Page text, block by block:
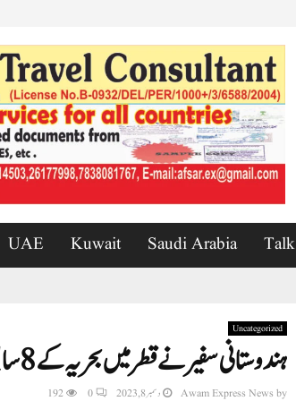
Talk
Saudi Arabia
Kuwait
UAE
Uncategorized
ہندوستانی سفیر نے قطر میں بحریہ کے 8 سابق فوجیوں سے ملاقات کی۔ وزارت خارجہ
by
Awam Express News دسمبر 8, 2023 0
192